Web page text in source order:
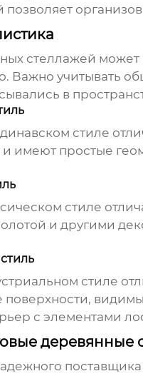
позволяет
стеллажей может
Важно учитывать
в
стиле
и имеют простые
стиле
и другими
стиле
поверхности,
с элементами
деревянные
поставщика